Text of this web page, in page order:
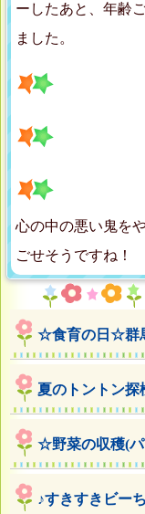
ーしたあと、年齢
ました。
心の中の悪い鬼を
ごせそうですね！
☆食育の日☆群
夏のトントン探
☆野菜の収穫(
♪すきすきビー